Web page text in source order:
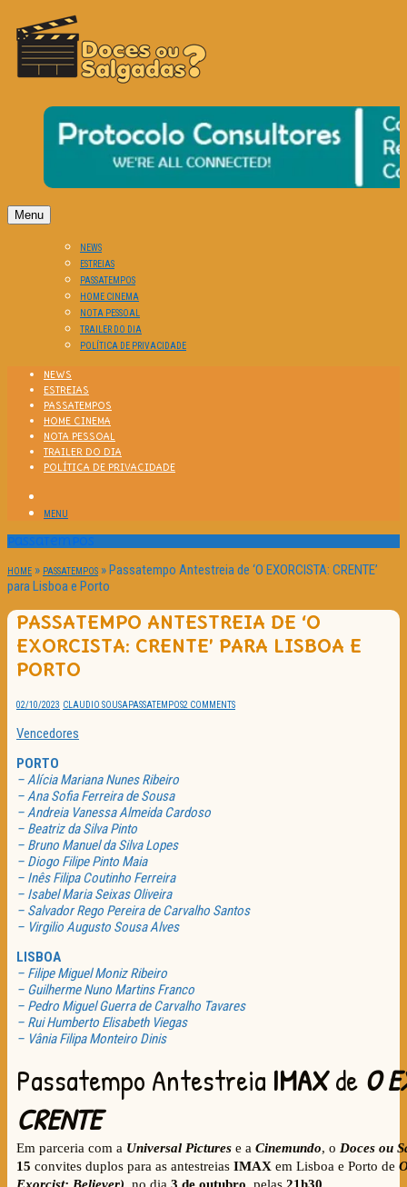
DOCES OU SALGADAS?
O Cinema? Uma Paixão!!
Menu
NEWS
ESTREIAS
PASSATEMPOS
HOME CINEMA
NOTA PESSOAL
TRAILER DO DIA
POLÍTICA DE PRIVACIDADE
NEWS
ESTREIAS
PASSATEMPOS
HOME CINEMA
NOTA PESSOAL
TRAILER DO DIA
POLÍTICA DE PRIVACIDADE
MENU
Passatempos
HOME » PASSATEMPOS »Passatempo Antestreia de ‘O EXORCISTA: CRENTE’
para Lisboa e Porto
PASSATEMPO ANTESTREIA DE ‘O
EXORCISTA: CRENTE’ PARA LISBOA E
PORTO
02/10/2023 CLAUDIO SOUSAPASSATEMPOS2 COMMENTS
Vencedores
PORTO
– Alícia Mariana Nunes Ribeiro
– Ana Sofia Ferreira de Sousa
– Andreia Vanessa Almeida Cardoso
– Beatriz da Silva Pinto
– Bruno Manuel da Silva Lopes
– Diogo Filipe Pinto Maia
– Inês Filipa Coutinho Ferreira
– Isabel Maria Seixas Oliveira
– Salvador Rego Pereira de Carvalho Santos
– Virgilio Augusto Sousa Alves
LISBOA
– Filipe Miguel Moniz Ribeiro
– Guilherme Nuno Martins Franco
– Pedro Miguel Guerra de Carvalho Tavares
– Rui Humberto Elisabeth Viegas
– Vânia Filipa Monteiro Dinis